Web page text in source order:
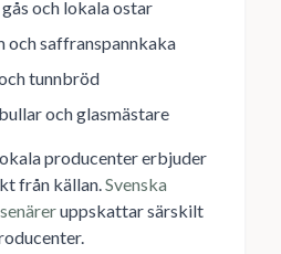
gås och lokala ostar
och saffranspannkaka
tunnbröd
och glasmästare
producenter erbjuder
från källan.Svenska
uppskattar särskilt